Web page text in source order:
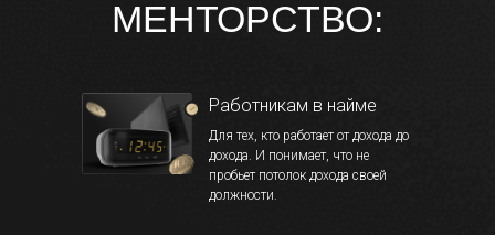
МЕНТОРСТВО:
Для тех, кто работает от дохода до
дохода. И понимает, что не
пробьет потолок дохода своей
должности.
Работникам в найме